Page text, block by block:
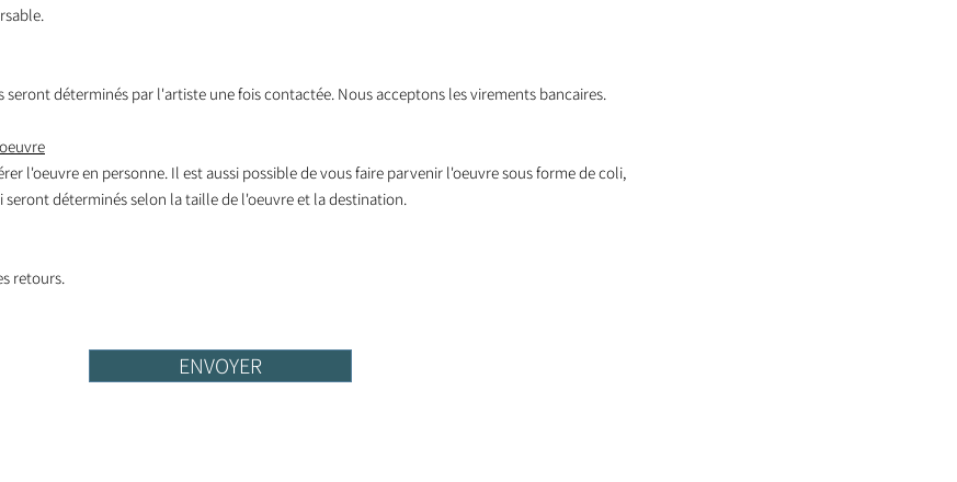
seront déterminés par l'artiste une fois contactée. Nous acceptons les virements bancaires.
l'oeuvre en personne. Il est aussi possible de vous faire parvenir l'oeuvre sous forme de coli,
seront déterminés selon la taille de l'oeuvre et la destination.
retours.
ENVOYER